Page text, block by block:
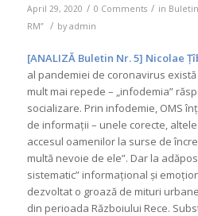
April 29, 2020 / 0 Comments / in
RM”
/ by admin
[ANALIZĂ Buletin Nr. 5] Nicolae
al pandemiei de coronavirus
mult mai repede – „infodemia”
socializare. Prin infodemie, OMS
de informații – unele corecte,
accesul oamenilor la surse de
multă nevoie de ele”. Dar la
sistematic” informațional și
dezvoltat o groază de mituri
din perioada Războiului Rece.